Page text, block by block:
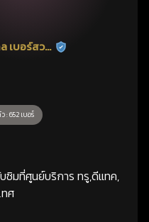
เบอร์สวย ร้านยืนยันแล้ว
: 652 เบอร์
มที่ศูนย์บริการ ทรู,ดีแทค,
ศ